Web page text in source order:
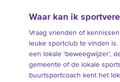
Waar kan ik
Vraag vrienden of
leuke sportclub te vinden
een lokale 'beweegwijzer',
gemeente of de lokale
buurtsportcoach kent het